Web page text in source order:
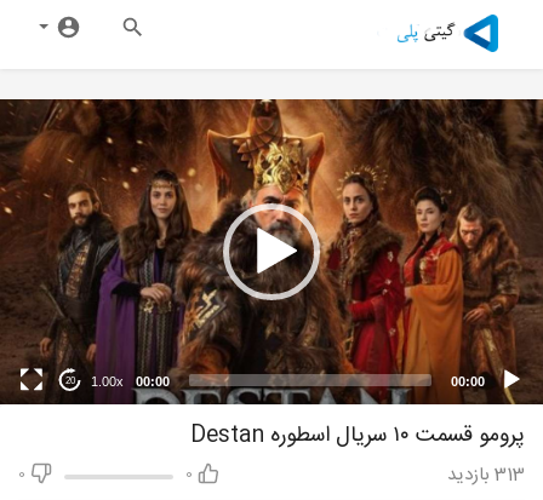
00:00
00:00
1.00x
20
پرومو قسمت ۱۰ سریال اسطوره Destan
0
0 313 بازدید